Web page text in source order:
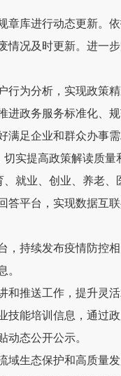
章库进行动态更新。
况及时更新。进一
行为分析，实现政策
政务服务标准化、
足企业和群众办事需
切实提高政策解读质量
就业、创业、养老
平台，实现数据互联
，持续发布疫情防控
。
和推送工作，提升灵
技能培训信息，通过
动态公开公示。
生态保护和高质量